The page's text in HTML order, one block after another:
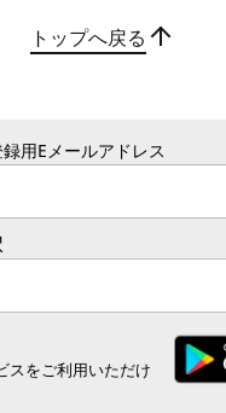
テリジェンスを、標準搭載
バイスAI
レーション
プロセッシングユニッ
り、よりスマートな働
をデバイス上で直接処理
ポートを即座に利用可
IPS液晶 (3840 x 2400) 、
液晶 (1920 x 1200) 、省
し
(ポート)
コンボジャックｘ1、ケ
）、SDカードリーダー
ードスロット*1
トップへ戻る
用Eメールアドレス
スをご利用いただけ